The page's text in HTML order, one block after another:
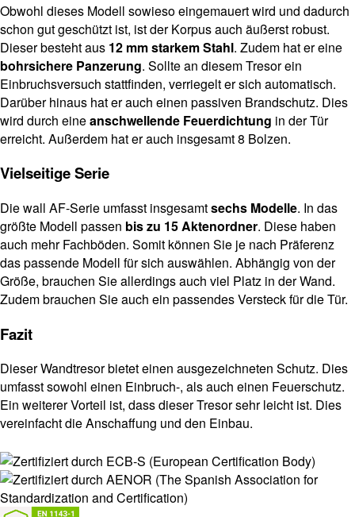
Obwohl dieses Modell sowieso eingemauert wird und dadurch
schon gut geschützt ist, ist der Korpus auch äußerst robust.
Dieser besteht aus 12 mm starkem Stahl. Zudem hat er eine
bohrsichere Panzerung. Sollte an diesem Tresor ein
Einbruchsversuch stattfinden, verriegelt er sich automatisch.
Darüber hinaus hat er auch einen passiven Brandschutz. Dies
wird durch eineanschwellende Feuerdichtung in der Tür
erreicht. Außerdem hat er auch insgesamt 8 Bolzen.
Vielseitige Serie
Die wall AF-Serie umfasst insgesamtsechs Modelle. In das
größte Modell passen bis zu 15 Aktenordner. Diese haben
auch mehr Fachböden. Somit können Sie je nach Präferenz
das passende Modell für sich auswählen. Abhängig von der
Größe, brauchen Sie allerdings auch viel Platz in der Wand.
Zudem brauchen Sie auch ein passendes Versteck für die Tür.
Fazit
Dieser Wandtresor bietet einen ausgezeichneten Schutz. Dies
umfasst sowohl einen Einbruch-, als auch einen Feuerschutz.
Ein weiterer Vorteil ist, dass dieser Tresor sehr leicht ist. Dies
vereinfacht die Anschaffung und den Einbau.